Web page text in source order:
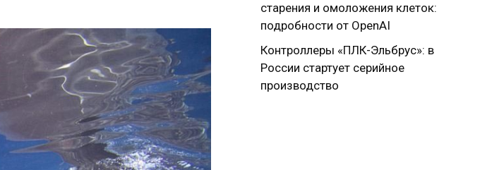
старения и омоложения клеток:
подробности от OpenAI
Контроллеры «ПЛК-Эльбрус»: в
России стартует серийное
производство